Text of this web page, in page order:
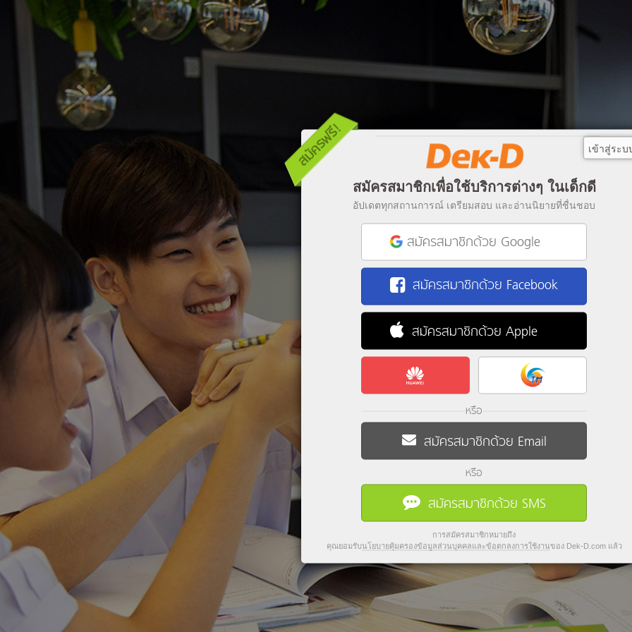
สมัครสมาชิกเพื่อใช้บริการต่างๆ ในเด็กดี
อัปเดตทุกสถานการณ์ เตรียมสอบ และอ่านนิยายที่ชื่นชอบ
สมัครสมาชิกด้วย Google
สมัครสมาชิกด้วย Facebook
สมัครสมาชิกด้วย Apple
หรือ
สมัครสมาชิกด้วย Email
หรือ
สมัครสมาชิกด้วย SMS
การสมัครสมาชิกหมายถึง
คุณยอมรับนโยบายคุ้มครองข้อมูลส่วนบุคคลและข้อตกลงการใช้งานของ Dek-D.com แล้ว
เข้าสู่ระบ